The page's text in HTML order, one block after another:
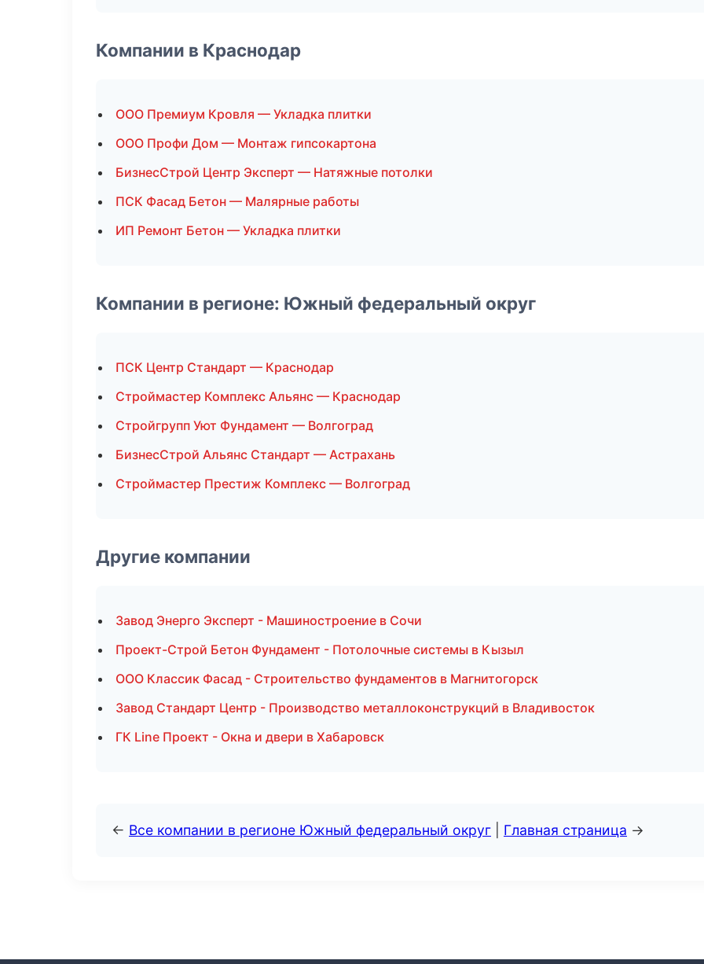
Компании в Краснодар
ООО Премиум Кровля — Укладка плитки
ООО Профи Дом — Монтаж гипсокартона
БизнесСтрой Центр Эксперт — Натяжные потолки
ПСК Фасад Бетон — Малярные работы
ИП Ремонт Бетон — Укладка плитки
Компании в регионе: Южный федеральный округ
ПСК Центр Стандарт — Краснодар
Строймастер Комплекс Альянс — Краснодар
Стройгрупп Уют Фундамент — Волгоград
БизнесСтрой Альянс Стандарт — Астрахань
Строймастер Престиж Комплекс — Волгоград
Другие компании
Завод Энерго Эксперт - Машиностроение в Сочи
Проект-Строй Бетон Фундамент - Потолочные системы в Кызыл
ООО Классик Фасад - Строительство фундаментов в Магнитогорск
Завод Стандарт Центр - Производство металлоконструкций в Владивосток
ГК Line Проект - Окна и двери в Хабаровск
← Все компании в регионе Южный федеральный округ Главная страница →